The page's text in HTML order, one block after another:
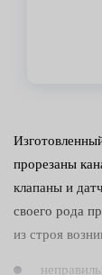
прорезаны
клапаны и
своего рода
из строя